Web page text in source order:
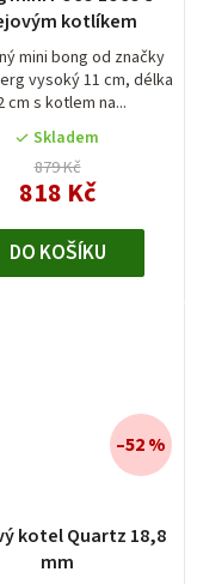
kotlíkem
mini bong od značky
vysoký 11 cm, délka
cm s kotlem na...
Skladem
879 Kč
818 Kč
DO KOŠÍKU
kotel Quartz 18,8
mm
–52 %